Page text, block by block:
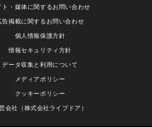
ト・媒体に関するお問い合わせ
告掲載に関するお問い合わせ
個人情報保護方針
情報セキュリティ方針
データ収集と利用について
メディアポリシー
クッキーポリシー
会社（株式会社ライブドア）